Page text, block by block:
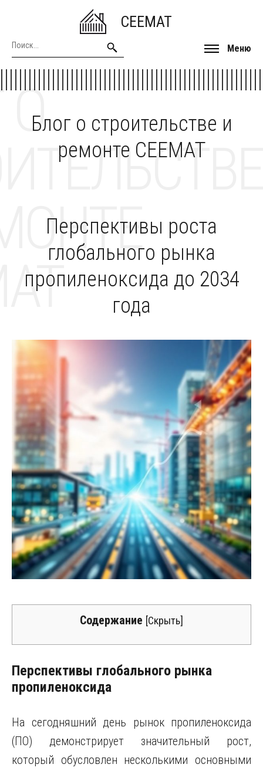
CEEMAT
Меню
Блог о строительстве и
ремонте CEEMAT
О
Перспективы роста
глобального рынка
пропиленоксида до 2034
года
Содержание [Скрыть]
Перспективы глобального рынка
пропиленоксида
На сегодняшний день рынок пропиленоксида
(ПО) демонстрирует значительный рост,
который обусловлен несколькими основными